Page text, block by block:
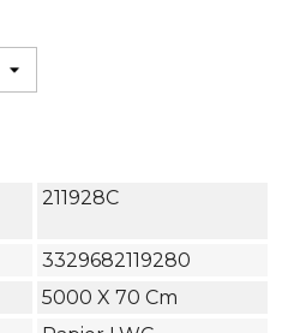
211928C
3329682119280
5000 X 70 Cm